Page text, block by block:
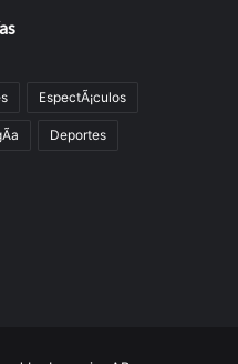
EspectÃ¡culos
Deportes